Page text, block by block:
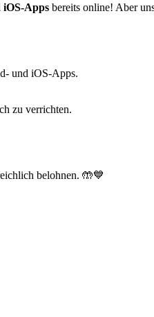
Apps bereits online! Aber
und iOS-Apps.
zu verrichten.
belohnen. 🤲💙